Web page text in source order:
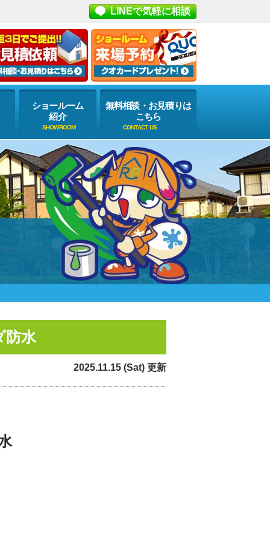
LINEで気軽に相談
ショールーム
紹介
無料相談・お見積りは
こちら
防水
2025.11.15 (Sat) 更新